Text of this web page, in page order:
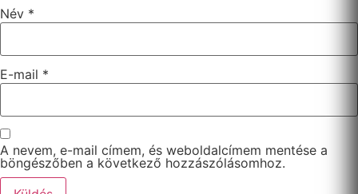
Név *
E-mail *
A nevem, e-mail címem, és weboldalcímem mentése a
böngészőben a következő hozzászólásomhoz.